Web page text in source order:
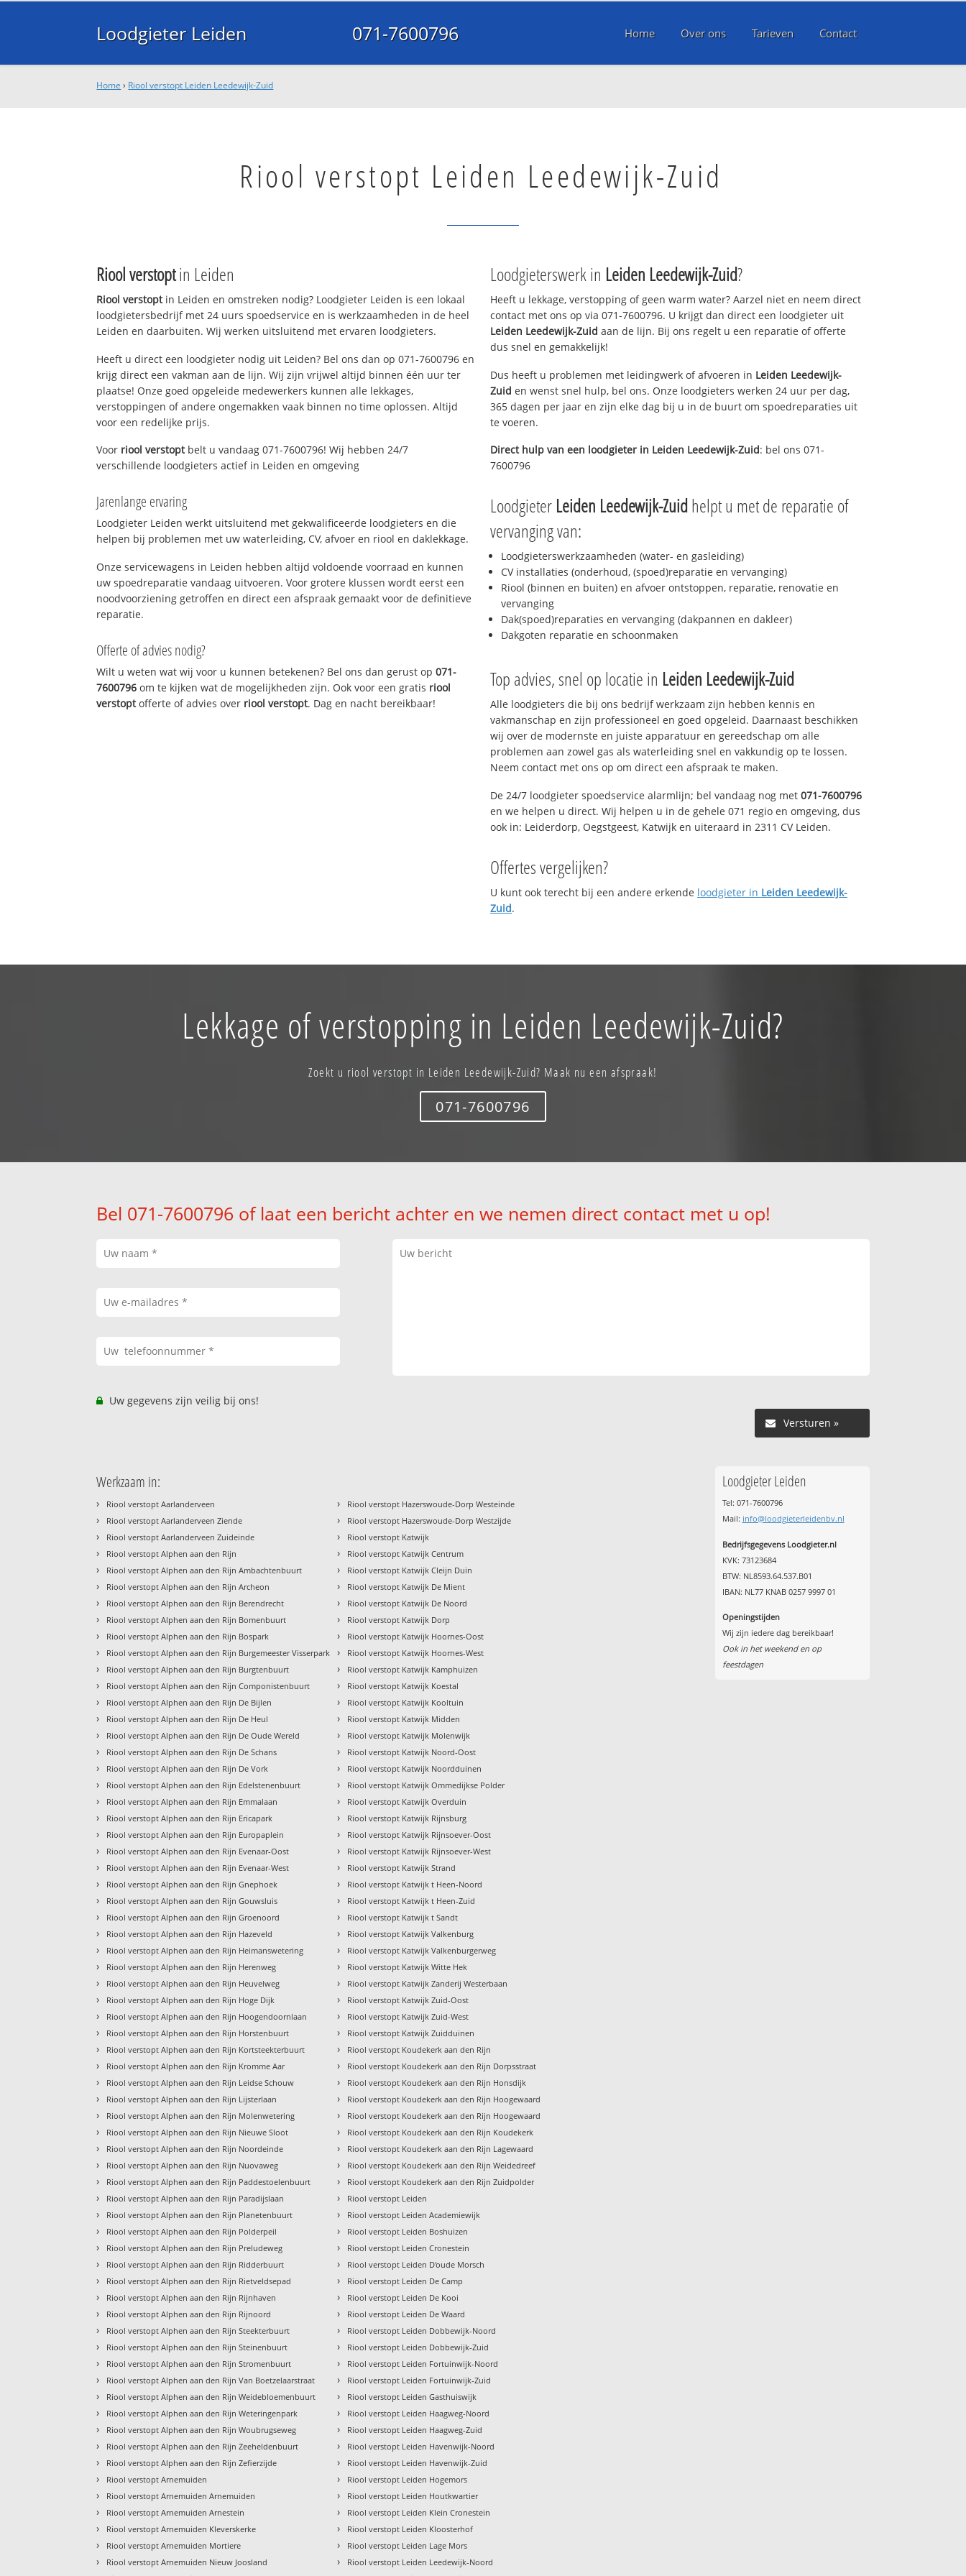
Loodgieter Leiden 071-7600796 Home Over ons Tarieven Contact
Home › Riool verstopt Leiden Leedewijk-Zuid
Riool verstopt Leiden Leedewijk-Zuid
Riool verstoptin Leiden
Riool verstoptin Leiden en omstreken nodig? Loodgieter Leiden is een lokaal
loodgietersbedrijf met 24 uurs spoedservice en is werkzaamheden in de heel
Leiden en daarbuiten. Wij werken uitsluitend met ervaren loodgieters.
Heeft u direct een loodgieter nodig uit Leiden? Bel ons dan op 071-7600796 en
krijg direct een vakman aan de lijn. Wij zijn vrijwel altijd binnen één uur ter
plaatse! Onze goed opgeleide medewerkers kunnen alle lekkages,
verstoppingen of andere ongemakken vaak binnen no time oplossen. Altijd
voor een redelijke prijs.
Voor riool verstoptbelt u vandaag 071-7600796! Wij hebben 24/7
verschillende loodgieters actief in Leiden en omgeving
Jarenlange ervaring
Loodgieter Leiden werkt uitsluitend met gekwalificeerde loodgieters en die
helpen bij problemen met uw waterleiding, CV, afvoer en riool en daklekkage.
Onze servicewagens in Leiden hebben altijd voldoende voorraad en kunnen
uw spoedreparatie vandaag uitvoeren. Voor grotere klussen wordt eerst een
noodvoorziening getroffen en direct een afspraak gemaakt voor de definitieve
reparatie.
Offerte of advies nodig?
Wilt u weten wat wij voor u kunnen betekenen? Bel ons dan gerust op071-
7600796 om te kijken wat de mogelijkheden zijn. Ook voor een gratis riool
verstoptofferte of advies over riool verstopt. Dag en nacht bereikbaar!
Loodgieterswerk in Leiden Leedewijk-Zuid?
Heeft u lekkage, verstopping of geen warm water? Aarzel niet en neem direct
contact met ons op via 071-7600796. U krijgt dan direct een loodgieter uit
Leiden Leedewijk-Zuid aan de lijn. Bij ons regelt u een reparatie of offerte
dus snel en gemakkelijk!
Dus heeft u problemen met leidingwerk of afvoeren in Leiden Leedewijk-
Zuid en wenst snel hulp, bel ons. Onze loodgieters werken 24 uur per dag,
365 dagen per jaar en zijn elke dag bij u in de buurt om spoedreparaties uit
te voeren.
Direct hulp van een loodgieter in Leiden Leedewijk-Zuid: bel ons 071-
7600796
Loodgieter Leiden Leedewijk-Zuidhelpt u met de reparatie of
vervanging van:
Loodgieterswerkzaamheden (water- en gasleiding)
CV installaties (onderhoud, (spoed)reparatie en vervanging)
Riool (binnen en buiten) en afvoer ontstoppen, reparatie, renovatie en
vervanging
Dak(spoed)reparaties en vervanging (dakpannen en dakleer)
Dakgoten reparatie en schoonmaken
Top advies, snel op locatie in Leiden Leedewijk-Zuid
Alle loodgieters die bij ons bedrijf werkzaam zijn hebben kennis en
vakmanschap en zijn professioneel en goed opgeleid. Daarnaast beschikken
wij over de modernste en juiste apparatuur en gereedschap om alle
problemen aan zowel gas als waterleiding snel en vakkundig op te lossen.
Neem contact met ons op om direct een afspraak te maken.
De 24/7 loodgieter spoedservice alarmlijn; bel vandaag nog met 071-7600796
en we helpen u direct. Wij helpen u in de gehele 071 regio en omgeving, dus
ook in: Leiderdorp, Oegstgeest, Katwijk en uiteraard in 2311 CV Leiden.
Offertes vergelijken?
U kunt ook terecht bij een andere erkende loodgieter in Leiden Leedewijk-
Zuid.
Lekkage of verstopping in Leiden Leedewijk-Zuid?
Zoekt u riool verstopt in Leiden Leedewijk-Zuid? Maak nu een afspraak!
071-7600796
Bel 071-7600796 of laat een bericht achter en we nemen direct contact met u op!
Uw gegevens zijn veilig bij ons!
Versturen »
Werkzaam in:
› Riool verstopt Aarlanderveen
› Riool verstopt Aarlanderveen Ziende
› Riool verstopt Aarlanderveen Zuideinde
› Riool verstopt Alphen aan den Rijn
› Riool verstopt Alphen aan den Rijn Ambachtenbuurt
› Riool verstopt Alphen aan den Rijn Archeon
› Riool verstopt Alphen aan den Rijn Berendrecht
› Riool verstopt Alphen aan den Rijn Bomenbuurt
› Riool verstopt Alphen aan den Rijn Bospark
› Riool verstopt Alphen aan den Rijn Burgemeester Visserpark
› Riool verstopt Alphen aan den Rijn Burgtenbuurt
› Riool verstopt Alphen aan den Rijn Componistenbuurt
› Riool verstopt Alphen aan den Rijn De Bijlen
› Riool verstopt Alphen aan den Rijn De Heul
› Riool verstopt Alphen aan den Rijn De Oude Wereld
› Riool verstopt Alphen aan den Rijn De Schans
› Riool verstopt Alphen aan den Rijn De Vork
› Riool verstopt Alphen aan den Rijn Edelstenenbuurt
› Riool verstopt Alphen aan den Rijn Emmalaan
› Riool verstopt Alphen aan den Rijn Ericapark
› Riool verstopt Alphen aan den Rijn Europaplein
› Riool verstopt Alphen aan den Rijn Evenaar-Oost
› Riool verstopt Alphen aan den Rijn Evenaar-West
› Riool verstopt Alphen aan den Rijn Gnephoek
› Riool verstopt Alphen aan den Rijn Gouwsluis
› Riool verstopt Alphen aan den Rijn Groenoord
› Riool verstopt Alphen aan den Rijn Hazeveld
› Riool verstopt Alphen aan den Rijn Heimanswetering
› Riool verstopt Alphen aan den Rijn Herenweg
› Riool verstopt Alphen aan den Rijn Heuvelweg
› Riool verstopt Alphen aan den Rijn Hoge Dijk
› Riool verstopt Alphen aan den Rijn Hoogendoornlaan
› Riool verstopt Alphen aan den Rijn Horstenbuurt
› Riool verstopt Alphen aan den Rijn Kortsteekterbuurt
› Riool verstopt Alphen aan den Rijn Kromme Aar
› Riool verstopt Alphen aan den Rijn Leidse Schouw
› Riool verstopt Alphen aan den Rijn Lijsterlaan
› Riool verstopt Alphen aan den Rijn Molenwetering
› Riool verstopt Alphen aan den Rijn Nieuwe Sloot
› Riool verstopt Alphen aan den Rijn Noordeinde
› Riool verstopt Alphen aan den Rijn Nuovaweg
› Riool verstopt Alphen aan den Rijn Paddestoelenbuurt
› Riool verstopt Alphen aan den Rijn Paradijslaan
› Riool verstopt Alphen aan den Rijn Planetenbuurt
› Riool verstopt Alphen aan den Rijn Polderpeil
› Riool verstopt Alphen aan den Rijn Preludeweg
› Riool verstopt Alphen aan den Rijn Ridderbuurt
› Riool verstopt Alphen aan den Rijn Rietveldsepad
› Riool verstopt Alphen aan den Rijn Rijnhaven
› Riool verstopt Alphen aan den Rijn Rijnoord
› Riool verstopt Alphen aan den Rijn Steekterbuurt
› Riool verstopt Alphen aan den Rijn Steinenbuurt
› Riool verstopt Alphen aan den Rijn Stromenbuurt
› Riool verstopt Alphen aan den Rijn Van Boetzelaarstraat
› Riool verstopt Alphen aan den Rijn Weidebloemenbuurt
› Riool verstopt Alphen aan den Rijn Weteringenpark
› Riool verstopt Alphen aan den Rijn Woubrugseweg
› Riool verstopt Alphen aan den Rijn Zeeheldenbuurt
› Riool verstopt Alphen aan den Rijn Zefierzijde
› Riool verstopt Arnemuiden
› Riool verstopt Arnemuiden Arnemuiden
› Riool verstopt Arnemuiden Arnestein
› Riool verstopt Arnemuiden Kleverskerke
› Riool verstopt Arnemuiden Mortiere
› Riool verstopt Arnemuiden Nieuw Joosland
› Riool verstopt Hazerswoude-Dorp Westeinde
› Riool verstopt Hazerswoude-Dorp Westzijde
› Riool verstopt Katwijk
› Riool verstopt Katwijk Centrum
› Riool verstopt Katwijk Cleijn Duin
› Riool verstopt Katwijk De Mient
› Riool verstopt Katwijk De Noord
› Riool verstopt Katwijk Dorp
› Riool verstopt Katwijk Hoornes-Oost
› Riool verstopt Katwijk Hoornes-West
› Riool verstopt Katwijk Kamphuizen
› Riool verstopt Katwijk Koestal
› Riool verstopt Katwijk Kooltuin
› Riool verstopt Katwijk Midden
› Riool verstopt Katwijk Molenwijk
› Riool verstopt Katwijk Noord-Oost
› Riool verstopt Katwijk Noordduinen
› Riool verstopt Katwijk Ommedijkse Polder
› Riool verstopt Katwijk Overduin
› Riool verstopt Katwijk Rijnsburg
› Riool verstopt Katwijk Rijnsoever-Oost
› Riool verstopt Katwijk Rijnsoever-West
› Riool verstopt Katwijk Strand
› Riool verstopt Katwijk t Heen-Noord
› Riool verstopt Katwijk t Heen-Zuid
› Riool verstopt Katwijk t Sandt
› Riool verstopt Katwijk Valkenburg
› Riool verstopt Katwijk Valkenburgerweg
› Riool verstopt Katwijk Witte Hek
› Riool verstopt Katwijk Zanderij Westerbaan
› Riool verstopt Katwijk Zuid-Oost
› Riool verstopt Katwijk Zuid-West
› Riool verstopt Katwijk Zuidduinen
› Riool verstopt Koudekerk aan den Rijn
› Riool verstopt Koudekerk aan den Rijn Dorpsstraat
› Riool verstopt Koudekerk aan den Rijn Honsdijk
› Riool verstopt Koudekerk aan den Rijn Hoogewaard
› Riool verstopt Koudekerk aan den Rijn Hoogewaard
› Riool verstopt Koudekerk aan den Rijn Koudekerk
› Riool verstopt Koudekerk aan den Rijn Lagewaard
› Riool verstopt Koudekerk aan den Rijn Weidedreef
› Riool verstopt Koudekerk aan den Rijn Zuidpolder
› Riool verstopt Leiden
› Riool verstopt Leiden Academiewijk
› Riool verstopt Leiden Boshuizen
› Riool verstopt Leiden Cronestein
› Riool verstopt Leiden D'oude Morsch
› Riool verstopt Leiden De Camp
› Riool verstopt Leiden De Kooi
› Riool verstopt Leiden De Waard
› Riool verstopt Leiden Dobbewijk-Noord
› Riool verstopt Leiden Dobbewijk-Zuid
› Riool verstopt Leiden Fortuinwijk-Noord
› Riool verstopt Leiden Fortuinwijk-Zuid
› Riool verstopt Leiden Gasthuiswijk
› Riool verstopt Leiden Haagweg-Noord
› Riool verstopt Leiden Haagweg-Zuid
› Riool verstopt Leiden Havenwijk-Noord
› Riool verstopt Leiden Havenwijk-Zuid
› Riool verstopt Leiden Hogemors
› Riool verstopt Leiden Houtkwartier
› Riool verstopt Leiden Klein Cronestein
› Riool verstopt Leiden Kloosterhof
› Riool verstopt Leiden Lage Mors
› Riool verstopt Leiden Leedewijk-Noord
Loodgieter Leiden
Tel: 071-7600796
Mail: info@loodgieterleidenbv.nl
Bedrijfsgegevens Loodgieter.nl
KVK: 73123684
BTW: NL8593.64.537.B01
IBAN: NL77 KNAB 0257 9997 01
Openingstijden
Wij zijn iedere dag bereikbaar!
Ook in het weekend en op
feestdagen